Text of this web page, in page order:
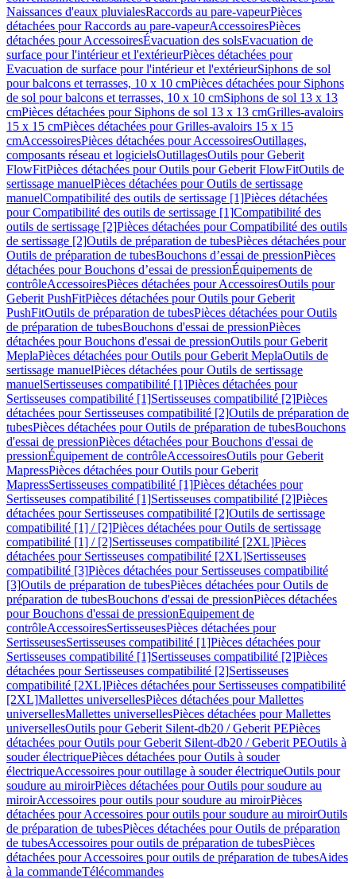
Naissances d'eaux pluvialesRaccords au pare-vapeurPièces
détachées pour Raccords au pare-vapeurAccessoiresPièces
détachées pour AccessoiresÉvacuation des solsEvacuation de
surface pour l'intérieur et l'extérieurPièces détachées pour
Evacuation de surface pour l'intérieur et l'extérieurSiphons de sol
pour balcons et terrasses, 10 x 10 cmPièces détachées pour Siphons
de sol pour balcons et terrasses, 10 x 10 cmSiphons de sol 13 x 13
cmPièces détachées pour Siphons de sol 13 x 13 cmGrilles-avaloirs
15 x 15 cmPièces détachées pour Grilles-avaloirs 15 x 15
cmAccessoiresPièces détachées pour AccessoiresOutillages,
composants réseau et logicielsOutillagesOutils pour Geberit
FlowFitPièces détachées pour Outils pour Geberit FlowFitOutils de
sertissage manuelPièces détachées pour Outils de sertissage
manuelCompatibilité des outils de sertissage [1]Pièces détachées
pour Compatibilité des outils de sertissage [1]Compatibilité des
outils de sertissage [2]Pièces détachées pour Compatibilité des outils
de sertissage [2]Outils de préparation de tubesPièces détachées pour
Outils de préparation de tubesBouchons d’essai de pressionPièces
détachées pour Bouchons d’essai de pressionÉquipements de
contrôleAccessoiresPièces détachées pour AccessoiresOutils pour
Geberit PushFitPièces détachées pour Outils pour Geberit
PushFitOutils de préparation de tubesPièces détachées pour Outils
de préparation de tubesBouchons d'essai de pressionPièces
détachées pour Bouchons d'essai de pressionOutils pour Geberit
MeplaPièces détachées pour Outils pour Geberit MeplaOutils de
sertissage manuelPièces détachées pour Outils de sertissage
manuelSertisseuses compatibilité [1]Pièces détachées pour
Sertisseuses compatibilité [1]Sertisseuses compatibilité [2]Pièces
détachées pour Sertisseuses compatibilité [2]Outils de préparation de
tubesPièces détachées pour Outils de préparation de tubesBouchons
d'essai de pressionPièces détachées pour Bouchons d'essai de
pressionÉquipement de contrôleAccessoiresOutils pour Geberit
MapressPièces détachées pour Outils pour Geberit
MapressSertisseuses compatibilité [1]Pièces détachées pour
Sertisseuses compatibilité [1]Sertisseuses compatibilité [2]Pièces
détachées pour Sertisseuses compatibilité [2]Outils de sertissage
compatibilité [1] / [2]Pièces détachées pour Outils de sertissage
compatibilité [1] / [2]Sertisseuses compatibilité [2XL]Pièces
détachées pour Sertisseuses compatibilité [2XL]Sertisseuses
compatibilité [3]Pièces détachées pour Sertisseuses compatibilité
[3]Outils de préparation de tubesPièces détachées pour Outils de
préparation de tubesBouchons d'essai de pressionPièces détachées
pour Bouchons d'essai de pressionEquipement de
contrôleAccessoiresSertisseusesPièces détachées pour
SertisseusesSertisseuses compatibilité [1]Pièces détachées pour
Sertisseuses compatibilité [1]Sertisseuses compatibilité [2]Pièces
détachées pour Sertisseuses compatibilité [2]Sertisseuses
compatibilité [2XL]Pièces détachées pour Sertisseuses compatibilité
[2XL]Mallettes universellesPièces détachées pour Mallettes
universellesMallettes universellesPièces détachées pour Mallettes
universellesOutils pour Geberit Silent-db20 / Geberit PEPièces
détachées pour Outils pour Geberit Silent-db20 / Geberit PEOutils à
souder électriquePièces détachées pour Outils à souder
électriqueAccessoires pour outillage à souder électriqueOutils pour
soudure au miroirPièces détachées pour Outils pour soudure au
miroirAccessoires pour outils pour soudure au miroirPièces
détachées pour Accessoires pour outils pour soudure au miroirOutils
de préparation de tubesPièces détachées pour Outils de préparation
de tubesAccessoires pour outils de préparation de tubesPièces
détachées pour Accessoires pour outils de préparation de tubesAides
à la commandeTélécommandes